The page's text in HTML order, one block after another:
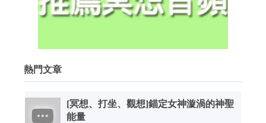
熱門文章
[冥想、打坐、觀想]錨定女神漩渦的神聖
能量